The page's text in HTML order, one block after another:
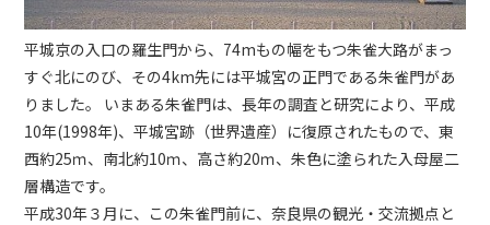
平城京の入口の羅生門から、74mもの幅をもつ朱雀大路がまっ
すぐ北にのび、その4km先には平城宮の正門である朱雀門があ
りました。 いまある朱雀門は、長年の調査と研究により、平成
10年(1998年)、平城宮跡（世界遺産）に復原されたもので、東
西約25ｍ、南北約10ｍ、高さ約20ｍ、朱色に塗られた入母屋二
層構造です。
平成30年３月に、この朱雀門前に、奈良県の観光・交流拠点と